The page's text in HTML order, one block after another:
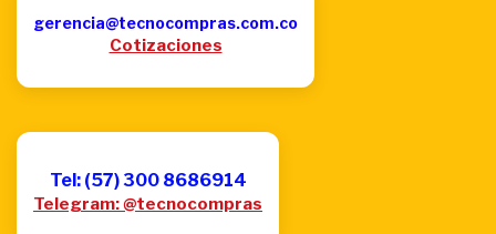
gerencia@tecnocompras.com.co
Cotizaciones
Tel: (57) 300 8686914
Telegram: @tecnocompras